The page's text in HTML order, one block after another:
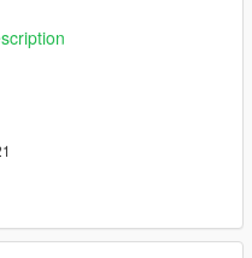
scripts/atm-in-sp
gta v main directory :)
OR UPLOAD THIS MOD